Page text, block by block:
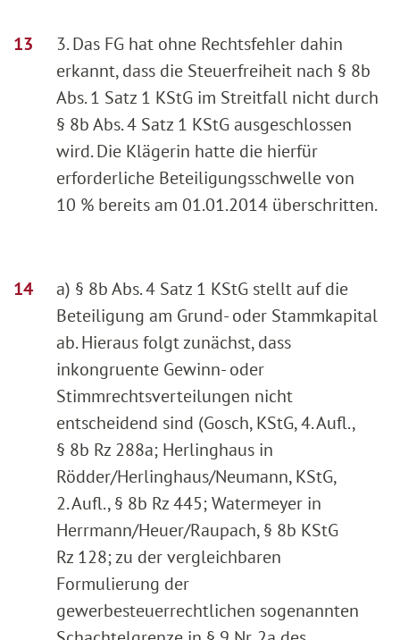
3. Das FG hat ohne Rechtsfehler dahin
erkannt, dass die Steuerfreiheit nach § 8b
Abs. 1 Satz 1 KStG im Streitfall nicht durch
§ 8b Abs. 4 Satz 1 KStG ausgeschlossen
wird. Die Klägerin hatte die hierfür
erforderliche Beteiligungsschwelle von
10 % bereits am 01.01.2014 überschritten.
a) § 8b Abs. 4 Satz 1 KStG stellt auf die
Beteiligung am Grund- oder Stammkapital
ab. Hieraus folgt zunächst, dass
inkongruente Gewinn- oder
Stimmrechtsverteilungen nicht
entscheidend sind (Gosch, KStG, 4. Aufl.,
§ 8b Rz 288a; Herlinghaus in
Rödder/Herlinghaus/Neumann, KStG,
2. Aufl., § 8b Rz 445; Watermeyer in
Herrmann/Heuer/Raupach, § 8b KStG
Rz 128; zu der vergleichbaren
Formulierung der
gewerbesteuerrechtlichen sogenannten